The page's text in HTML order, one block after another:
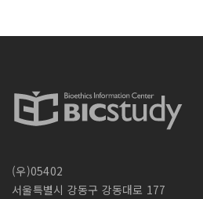
(우)05402
서울특별시 강동구 강동대로 177